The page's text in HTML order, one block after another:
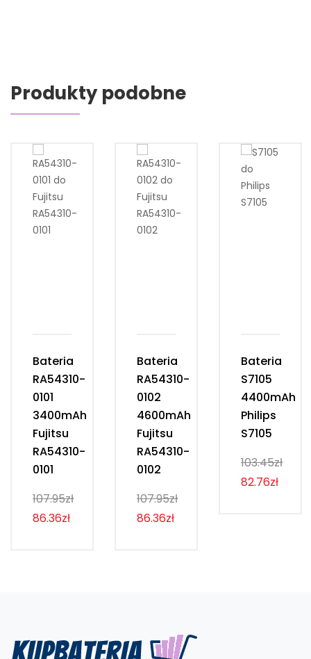
Produkty podobne
Bateria
RA54310-
0101
3400mAh
Fujitsu
RA54310-
0101
107.95zł
86.36zł
Bateria
RA54310-
0102
4600mAh
Fujitsu
RA54310-
0102
107.95zł
86.36zł
Bateria
S7105
4400mAh
Philips
S7105
103.45zł
82.76zł